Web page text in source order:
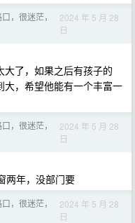
，很迷茫，
2024 年 5 月 28
日
了，如果之后有孩子的
，希望他能有一个丰富一
，很迷茫，
2024 年 5 月 28
日
两年，没部门要
，很迷茫，
2024 年 5 月 28
日